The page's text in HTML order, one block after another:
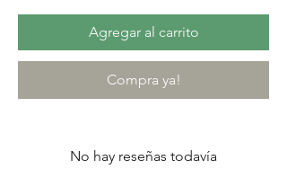
Agregar al carrito
Compra ya!
No hay reseñas todavía